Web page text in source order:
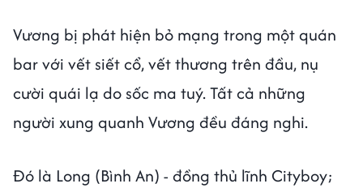
Vương bị phát hiện bỏ mạng trong một quán
bar với vết siết cổ, vết thương trên đầu, nụ
cười quái lạ do sốc ma tuý. Tất cả những
người xung quanh Vương đều đáng nghi.
Đó là Long (Bình An) - đồng thủ lĩnh Cityboy;